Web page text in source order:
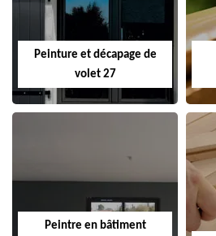
Peinture et décapage de
volet 27
Peintre en bâtiment